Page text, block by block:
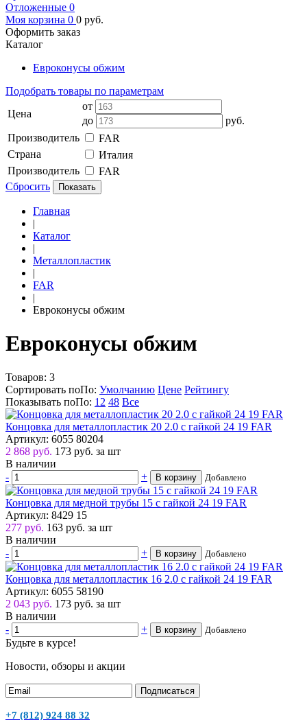
Отложенные 0
Моя корзина 0 0 руб.
Оформить заказ
Каталог
Евроконусы обжим
Подобрать товары по параметрам
Цена
от
до
руб.
Производитель
FAR
Страна
Италия
Производитель
FAR
Сбросить
Показать
Главная
|
Каталог
|
Металлопластик
|
FAR
|
Евроконусы обжим
Евроконусы обжим
Товаров: 3
Сортировать поПо: Умолчанию Цене Рейтингу
Показывать поПо: 12 48 Все
Концовка для металлопластик 20 2.0 с гайкой 24 19 FAR
Артикул: 6055 80204
2 868 руб. 173 руб. за шт
В наличии
-
+ В корзину Добавлено
Концовка для медной трубы 15 с гайкой 24 19 FAR
Артикул: 8429 15
277 руб. 163 руб. за шт
В наличии
-
+ В корзину Добавлено
Концовка для металлопластик 16 2.0 с гайкой 24 19 FAR
Артикул: 6055 58190
2 043 руб. 173 руб. за шт
В наличии
-
+ В корзину Добавлено
Будьте в курсе!
Новости, обзоры и акции
Подписаться
+7 (812) 924 88 32